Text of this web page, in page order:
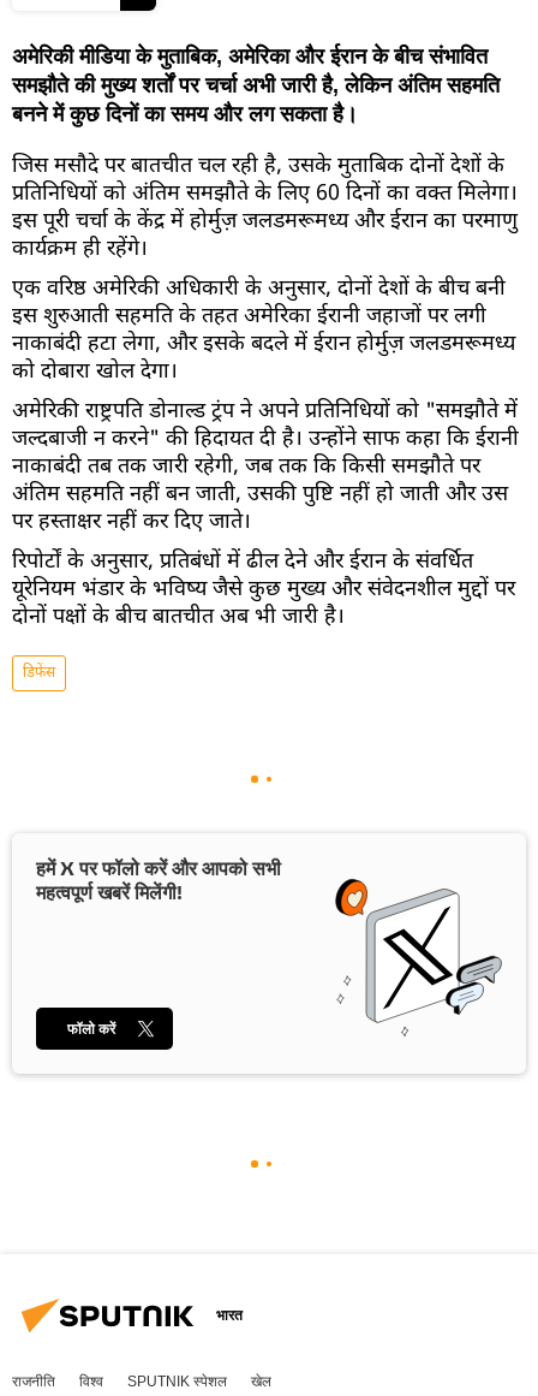
अमेरिकी मीडिया के मुताबिक, अमेरिका और ईरान के बीच संभावित
समझौते की मुख्य शर्तों पर चर्चा अभी जारी है, लेकिन अंतिम सहमति
बनने में कुछ दिनों का समय और लग सकता है।
जिस मसौदे पर बातचीत चल रही है, उसके मुताबिक दोनों देशों के
प्रतिनिधियों को अंतिम समझौते के लिए 60 दिनों का वक्त मिलेगा।
इस पूरी चर्चा के केंद्र में होर्मुज़ जलडमरूमध्य और ईरान का परमाणु
कार्यक्रम ही रहेंगे।
एक वरिष्ठ अमेरिकी अधिकारी के अनुसार, दोनों देशों के बीच बनी
इस शुरुआती सहमति के तहत अमेरिका ईरानी जहाजों पर लगी
नाकाबंदी हटा लेगा, और इसके बदले में ईरान होर्मुज़ जलडमरूमध्य
को दोबारा खोल देगा।
अमेरिकी राष्ट्रपति डोनाल्ड ट्रंप ने अपने प्रतिनिधियों को "समझौते में
जल्दबाजी न करने" की हिदायत दी है। उन्होंने साफ कहा कि ईरानी
नाकाबंदी तब तक जारी रहेगी, जब तक कि किसी समझौते पर
अंतिम सहमति नहीं बन जाती, उसकी पुष्टि नहीं हो जाती और उस
पर हस्ताक्षर नहीं कर दिए जाते।
रिपोर्टों के अनुसार, प्रतिबंधों में ढील देने और ईरान के संवर्धित
यूरेनियम भंडार के भविष्य जैसे कुछ मुख्य और संवेदनशील मुद्दों पर
दोनों पक्षों के बीच बातचीत अब भी जारी है।
डिफेंस
हमें X पर फॉलो करें और आपको सभी
महत्वपूर्ण खबरें मिलेंगी!
फॉलो करें
भारत
राजनीति विश्व SPUTNIK स्पेशल खेल